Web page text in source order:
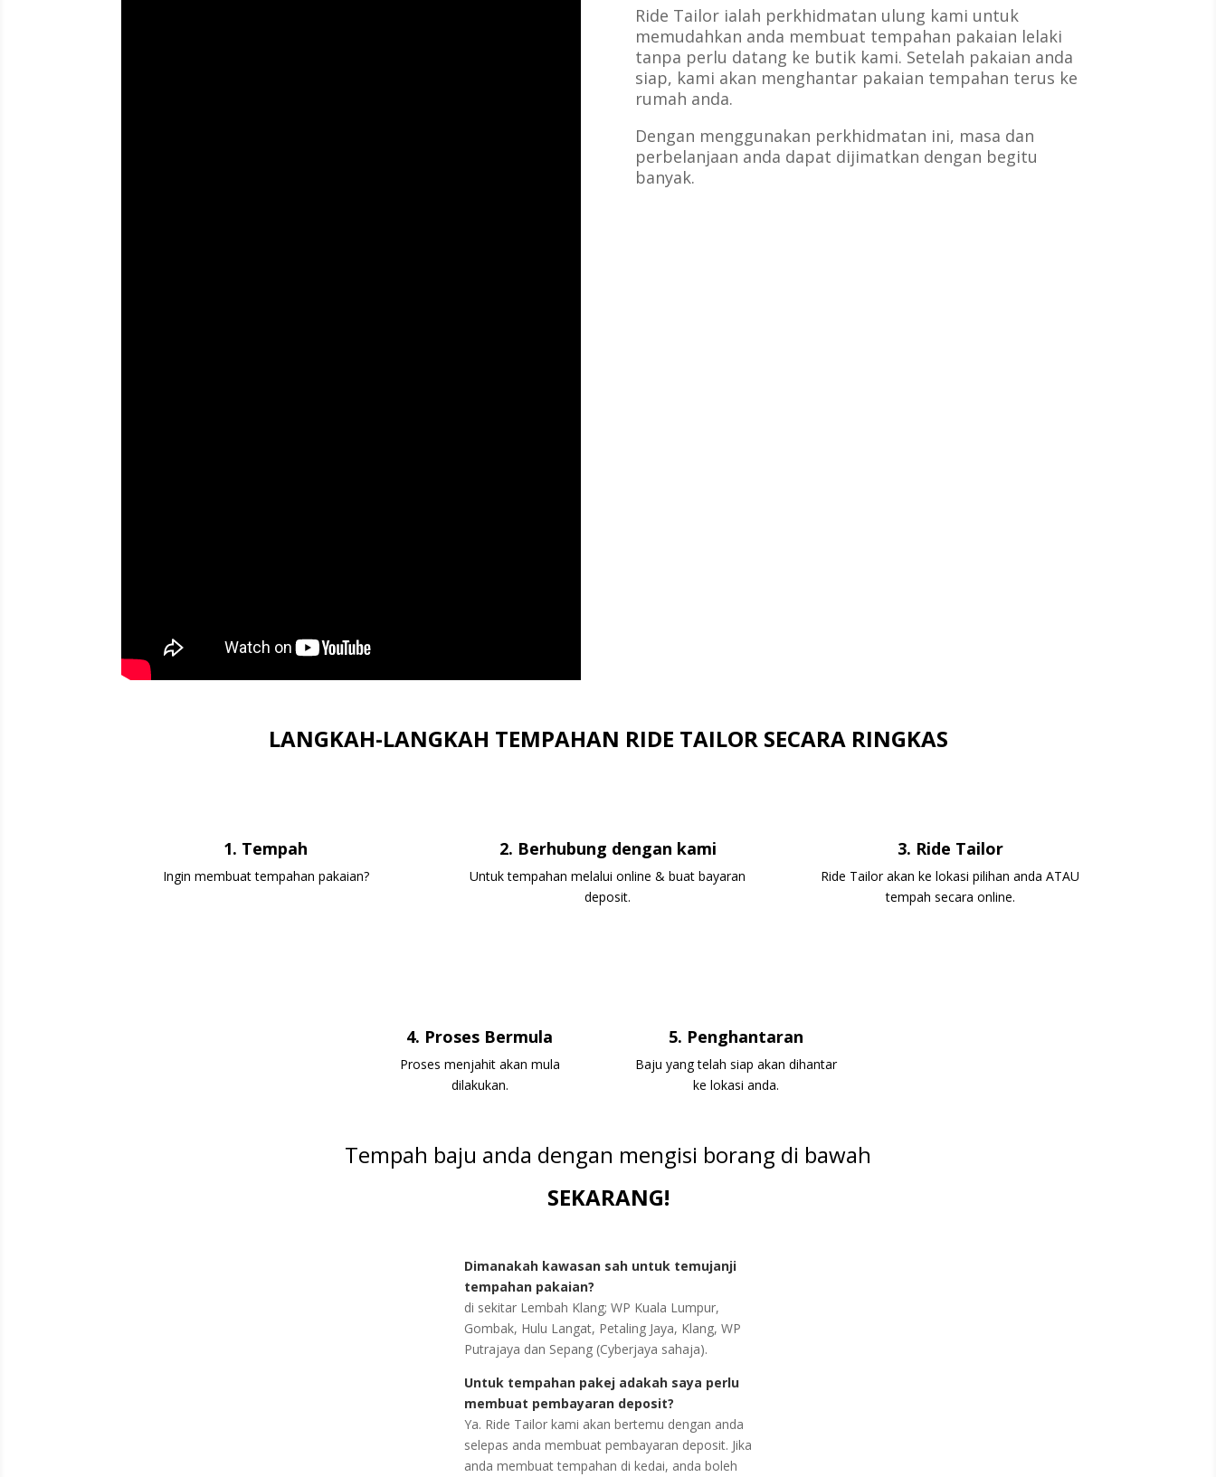
Ride Tailor ialah perkhidmatan ulung kami untuk
memudahkan anda membuat tempahan pakaian lelaki
tanpa perlu datang ke butik kami. Setelah pakaian anda
siap, kami akan menghantar pakaian tempahan terus ke
rumah anda.
Dengan menggunakan perkhidmatan ini, masa dan
perbelanjaan anda dapat dijimatkan dengan begitu
banyak.
LANGKAH-LANGKAH TEMPAHAN RIDE TAILOR SECARA RINGKAS
1. Tempah
Ingin membuat tempahan pakaian?
2. Berhubung dengan kami
Untuk tempahan melalui online & buat bayaran
deposit.
3. Ride Tailor
Ride Tailor akan ke lokasi pilihan anda ATAU
tempah secara online.
4. Proses Bermula
Proses menjahit akan mula
dilakukan.
5. Penghantaran
Baju yang telah siap akan dihantar
ke lokasi anda.
Tempah baju anda dengan mengisi borang di bawah
SEKARANG!
Dimanakah kawasan sah untuk temujanji
tempahan pakaian?
di sekitar Lembah Klang; WP Kuala Lumpur,
Gombak, Hulu Langat, Petaling Jaya, Klang, WP
Putrajaya dan Sepang (Cyberjaya sahaja).
Untuk tempahan pakej adakah saya perlu
membuat pembayaran deposit?
Ya. Ride Tailor kami akan bertemu dengan anda
selepas anda membuat pembayaran deposit. Jika
anda membuat tempahan di kedai, anda boleh